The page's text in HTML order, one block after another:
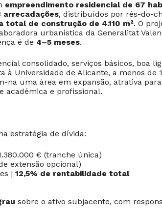
empreendimento residencial de 67
arrecadações, distribuídos por rés-do-
total de construção de 4.110 m². O
urbanística da Generalitat
é de 4–5 meses.
consolidado, serviços básicos, boa
à Universidade de Alicante, a menos de
na uma área em expansão, atrativa
académica e profissional.
estratégia de dívida:
€ (tranche única)
extensão opcional)
| 12,5% de rentabilidade total
sobre o ativo subjacente, com